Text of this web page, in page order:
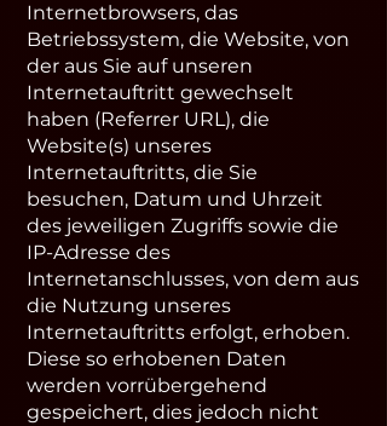
Internetbrowsers, das
Betriebssystem, die Website, von
der aus Sie auf unseren
Internetauftritt gewechselt
haben (Referrer URL), die
Website(s) unseres
Internetauftritts, die Sie
besuchen, Datum und Uhrzeit
des jeweiligen Zugriffs sowie die
IP-Adresse des
Internetanschlusses, von dem aus
die Nutzung unseres
Internetauftritts erfolgt, erhoben.
Diese so erhobenen Daten
werden vorrübergehend
gespeichert, dies jedoch nicht